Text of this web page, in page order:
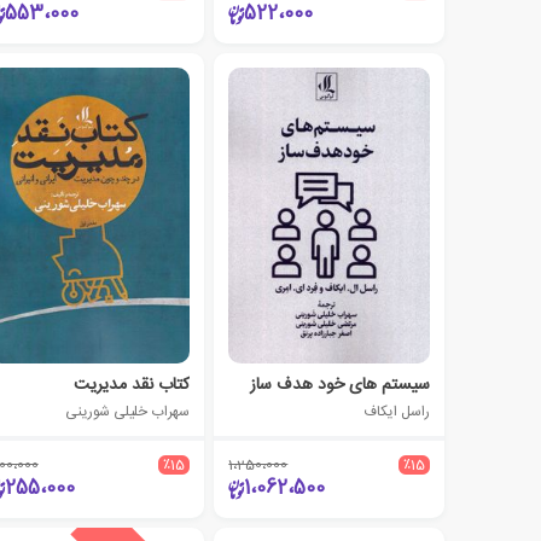
522،000 553،000
سیستم های خود هدف ساز
راسل ایکاف
٪15 1،250،000
1،062،500
کتاب نقد مدیریت
سهراب خلیلی شورینی
٪15
255،000